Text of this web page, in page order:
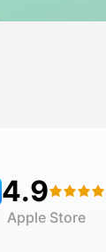
4.9
Apple Store